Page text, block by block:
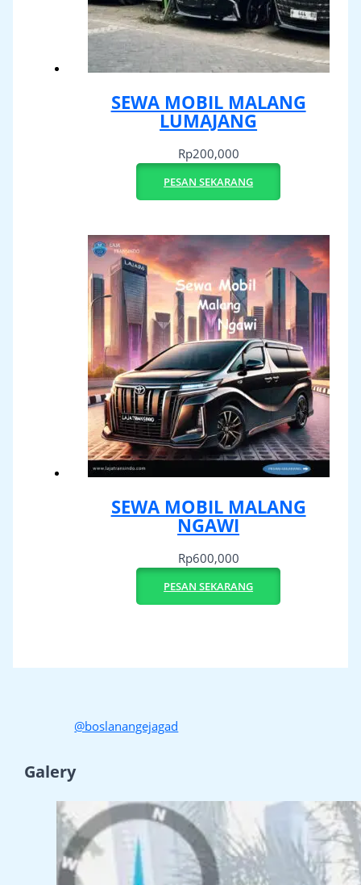
SEWA MOBIL MALANG
LUMAJANG
Rp200,000
PESAN SEKARANG
SEWA MOBIL MALANG
NGAWI
Rp600,000
PESAN SEKARANG
@boslanangejagad
Galery